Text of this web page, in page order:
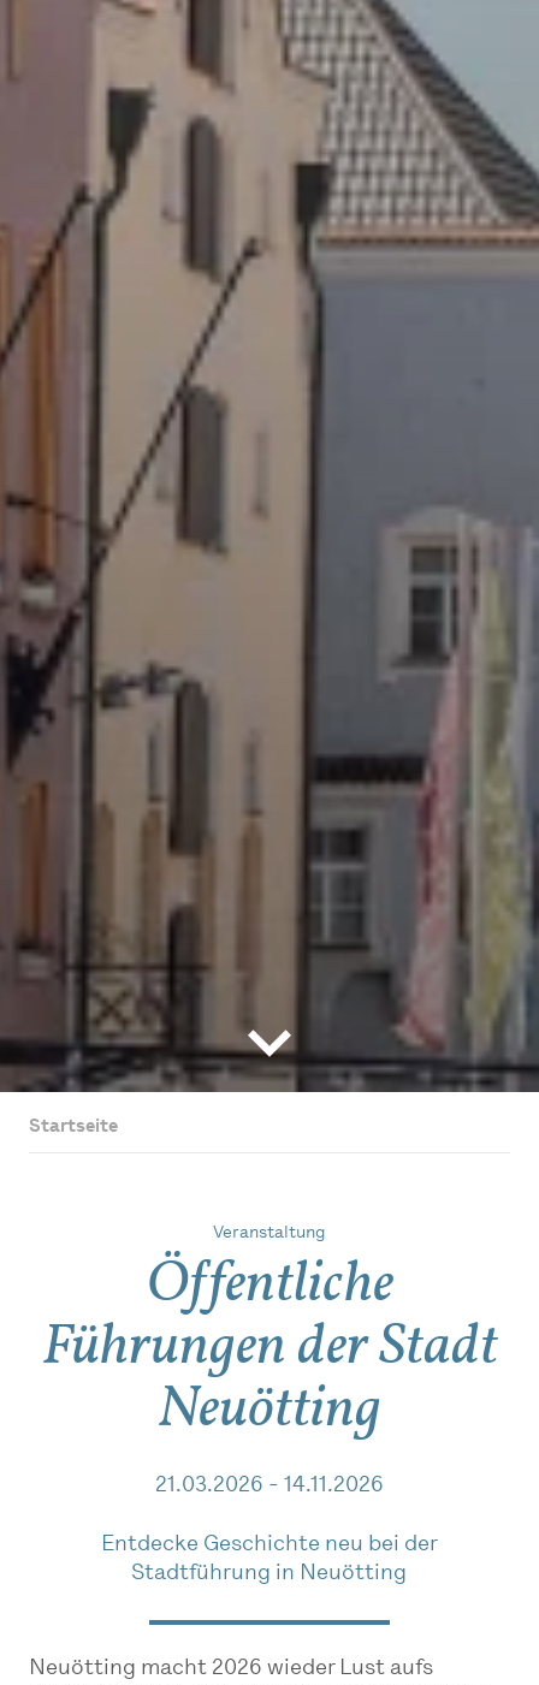
Startseite
Veranstaltung
Öffentliche
Führungen der Stadt
Neuötting
21.03.2026 - 14.11.2026
Entdecke Geschichte neu bei der
Stadtführung in Neuötting
Neuötting macht 2026 wieder Lust aufs